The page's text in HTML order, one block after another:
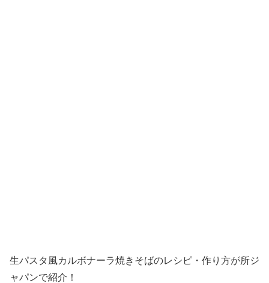
生パスタ風カルボナーラ焼きそばのレシピ・作り方が所ジ
ャパンで紹介！